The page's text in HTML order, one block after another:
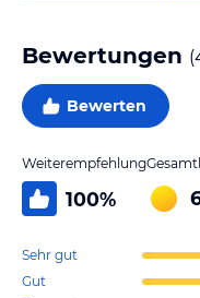
Bewertungen (
Bewerten
Weiterempfehlung
100%
Sehr gut
Gut